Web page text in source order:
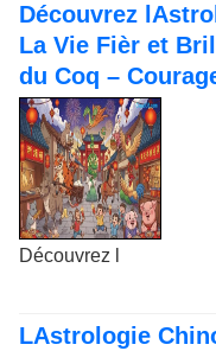
Découvrez
La Vie Fièr et
du Coq –
Découvrez l
LAstrologie